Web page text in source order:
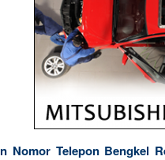
Nomor Telepon Bengkel